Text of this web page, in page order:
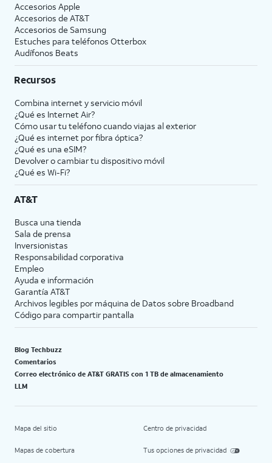
Accesorios Apple
Accesorios de AT&T
Accesorios de Samsung
Estuches para teléfonos Otterbox
Audífonos Beats
Recursos
Combina internet y servicio móvil
¿Qué es Internet Air?
Cómo usar tu teléfono cuando viajas al exterior
¿Qué es internet por fibra óptica?
¿Qué es una eSIM?
Devolver o cambiar tu dispositivo móvil
¿Qué es Wi-Fi?
AT&T
Busca una tienda
Sala de prensa
Inversionistas
Responsabilidad corporativa
Empleo
Ayuda e información
Garantía AT&T
Archivos legibles por máquina de Datos sobre Broadband
Código para compartir pantalla
Blog Techbuzz
Comentarios
Correo electrónico de AT&T GRATIS con 1 TB de almacenamiento
LLM
Mapa del sitio
Mapas de cobertura
Centro de privacidad
Tus opciones de privacidad